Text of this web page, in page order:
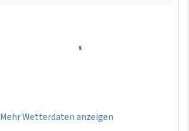
Mehr Wetterdaten anzeigen